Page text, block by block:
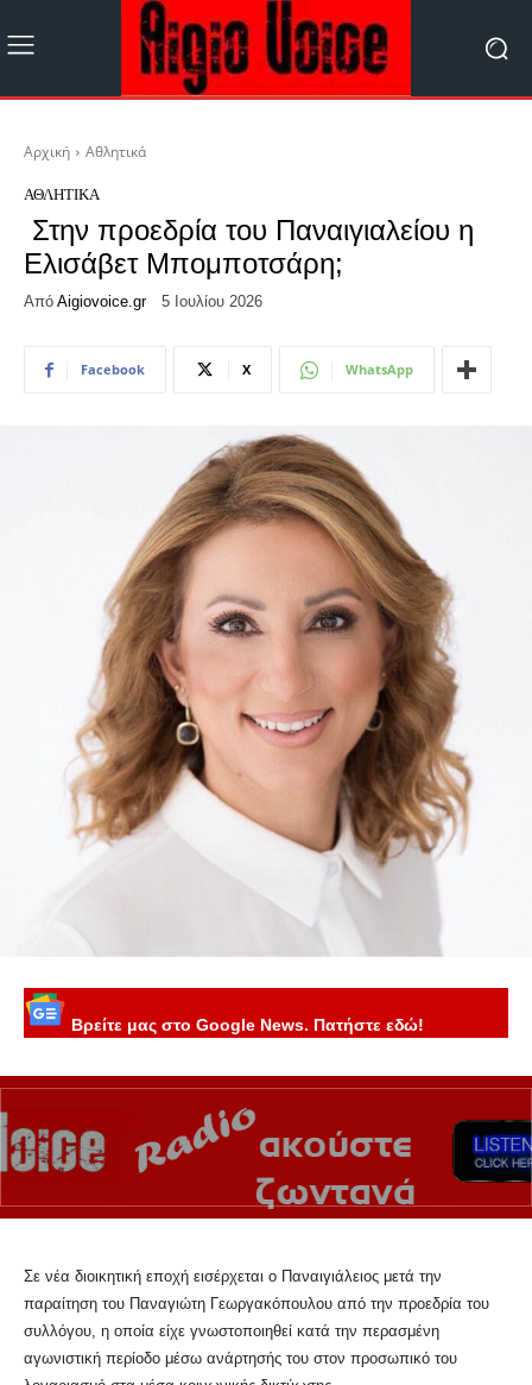
Αρχική Αθλητικά
ΑΘΛΗΤΙΚΆ
Στην προεδρία του Παναιγιαλείου η
Ελισάβετ Μπομποτσάρη;
Από Aigiovoice.gr 5 Ιουλίου 2026
Facebook X WhatsApp
Βρείτε μας στο Google News. Πατήστε εδώ!
Σε νέα διοικητική εποχή εισέρχεται ο Παναιγιάλειος μετά την
παραίτηση του Παναγιώτη Γεωργακόπουλου από την προεδρία του
συλλόγου, η οποία είχε γνωστοποιηθεί κατά την περασμένη
αγωνιστική περίοδο μέσω ανάρτησής του στον προσωπικό του